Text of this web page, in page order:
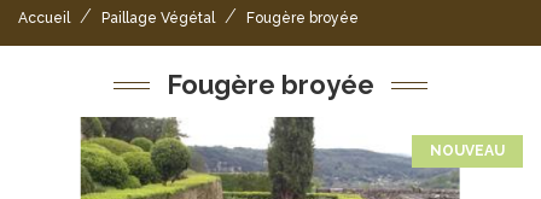
Accueil / Paillage Végétal / Fougère broyée
Fougère broyée
NOUVEAU